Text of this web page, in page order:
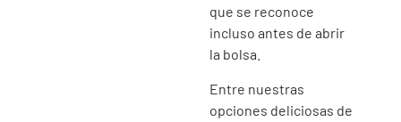
que se reconoce
incluso antes de abrir
la bolsa.
Entre nuestras
opciones deliciosas de